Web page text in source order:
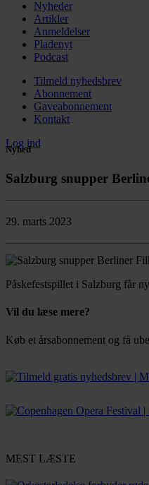
Nyheder
Artikler
Anmeldelser
Pladenyt
Podcast
Tilmeld nyhedsbrev
Abonnement
Gaveabonnement
Kontakt
Log ind
Nyhed
Salzburg snupper
29. marts 2023
Påskefestspillet i Salzburg får
Vil du læse mere?
Køb et årsabonnement og få
MEST LÆSTE